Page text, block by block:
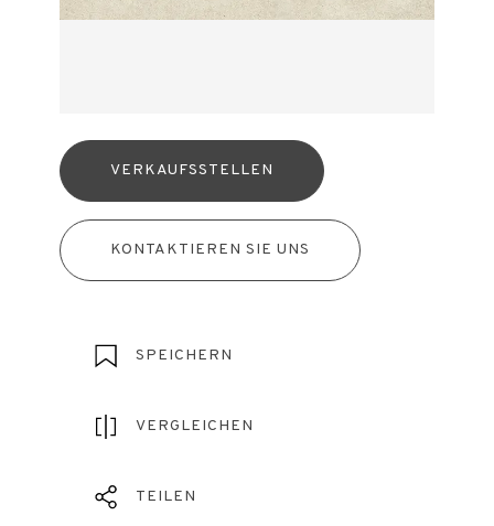
VERKAUFSSTELLEN
KONTAKTIEREN SIE UNS
SPEICHERN
VERGLEICHEN
TEILEN